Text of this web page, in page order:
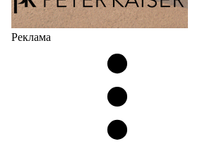
Реклама